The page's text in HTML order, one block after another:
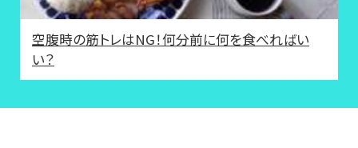
空腹時の筋トレはNG！何分前に何を食べればい
い？